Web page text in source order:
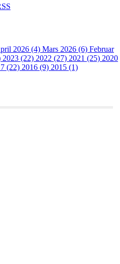
2026 (4) Mars 2026 (6) Februar
2023 (22) 2022 (27) 2021 (25) 2020
(22) 2016 (9) 2015 (1)